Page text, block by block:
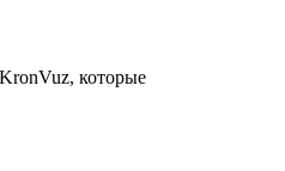
которые